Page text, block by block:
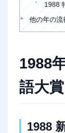
1988
他の年の流
1988
語大賞
1988